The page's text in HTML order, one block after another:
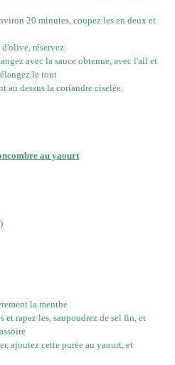
20 minutes, coupez les en deux et
réservez.
avec la sauce obtenue, avec l'ail et
le tout
au dessus la coriandre ciselée.
au yaourt
la menthe
et rapez les, saupoudrez de sel fin, et
ajoutez cette purée au yaourt, et